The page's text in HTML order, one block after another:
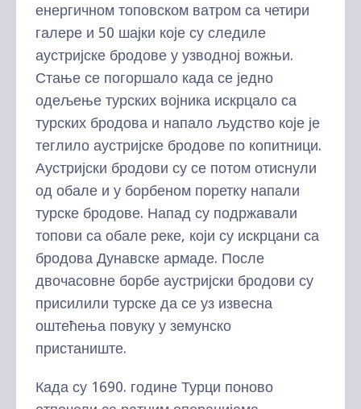
енергичном топовском ватром са четири
галере и 50 шајки које су следиле
аустријске бродове у узводној вожњи.
Стање се погоршало када се једно
одељење турских војника искрцало са
турских бродова и напало људство које је
теглило аустријске бродове по копитници.
Аустријски бродови су се потом отиснули
од обале и у борбеном поретку напали
турске бродове. Напад су подржавали
топови са обале реке, који су искрцани са
бродова Дунавске армаде. После
двочасовне борбе аустријски бродови су
присилили турске да се уз извесна
оштећења повуку у земунско
пристаниште.
Када су 1690. године Турци поново